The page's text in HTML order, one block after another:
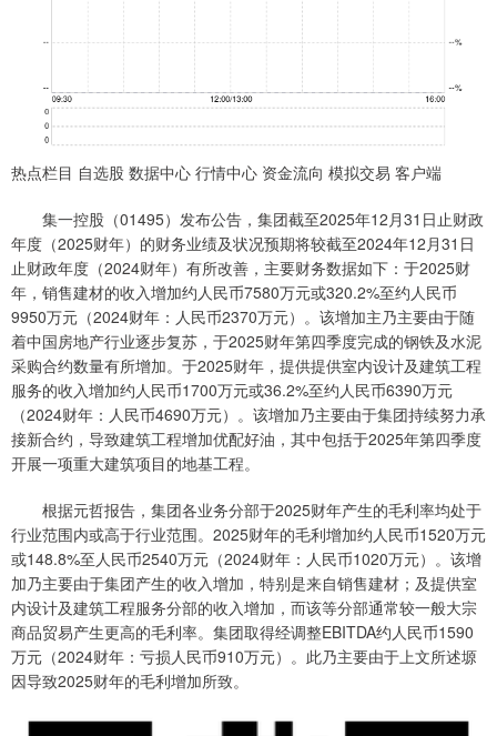
热点栏目 自选股 数据中心 行情中心 资金流向 模拟交易 客户端
集一控股（01495）发布公告，集团截至2025年12月31日止财政
年度（2025财年）的财务业绩及状况预期将较截至2024年12月31日
止财政年度（2024财年）有所改善，主要财务数据如下：于2025财
年，销售建材的收入增加约人民币7580万元或320.2%至约人民币
9950万元（2024财年：人民币2370万元）。该增加主乃主要由于随
着中国房地产行业逐步复苏，于2025财年第四季度完成的钢铁及水泥
采购合约数量有所增加。于2025财年，提供提供室内设计及建筑工程
服务的收入增加约人民币1700万元或36.2%至约人民币6390万元
（2024财年：人民币4690万元）。该增加乃主要由于集团持续努力承
接新合约，导致建筑工程增加优配好油，其中包括于2025年第四季度
开展一项重大建筑项目的地基工程。
根据元哲报告，集团各业务分部于2025财年产生的毛利率均处于
行业范围内或高于行业范围。2025财年的毛利增加约人民币1520万元
或148.8%至人民币2540万元（2024财年：人民币1020万元）。该增
加乃主要由于集团产生的收入增加，特别是来自销售建材；及提供室
内设计及建筑工程服务分部的收入增加，而该等分部通常较一般大宗
商品贸易产生更高的毛利率。集团取得经调整EBITDA约人民币1590
万元（2024财年：亏损人民币910万元）。此乃主要由于上文所述塬
因导致2025财年的毛利增加所致。